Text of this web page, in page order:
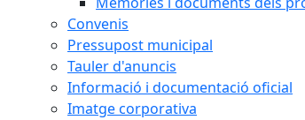
Convenis
Pressupost municipal
Tauler d'anuncis
Informació i documentació oficial
Imatge corporativa